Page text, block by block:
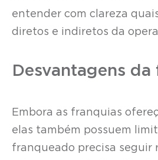
entender com clareza
diretos e indiretos da
Desvantagens
Embora as franquias
elas também possuem
franqueado precisa seguir